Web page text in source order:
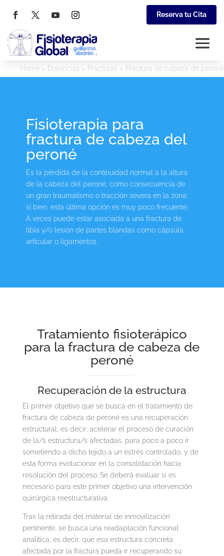
Reserva tu Cita
Home » Dolencias » Fracturas » Fractura de cabeza de peroné
Fisioterapia para
fractura de cabeza del
peroné
Es la pérdida de la continuidad normal a la altura
de la cabeza del peroné, como consecuencia de
un gran traumatismo o tracción severa en la zona,
si bien, esta última opción es muy poco frecuente.
A veces puede estar asociada a una fractura de
tibia y/o lesión de partes blandas como cápsula
articular o ligamentos.
Tratamiento fisioterápico
para la fractura de cabeza de
peroné
Recuperación de la estructura
El primer objetivo que se busca en el tratamiento de
fractura de cabeza de peroné es una recuperación
estructural, es decir, acelerar el proceso de curación
de la/s estructura/s afectadas, para poco a poco ir
sometiendo a dicho tejido a un estrés controlado, y de
esta forma evolucionar en la consolidación hacia
resolución del proceso. Se deberá evaluar si es
necesario para este primer objetivo una intervención
quirúrgica reestructurativa.
Tras la retirada del material de inmovilización
pertinente, se busca una readaptación funcional
analítica, es decir, que esa estructura concreta
afectada por la fractura pueda ir recuperando su